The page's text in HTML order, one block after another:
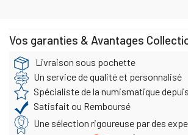
Vos garanties & Avantages
Livraison sous pochette
Un service de qualité et personnalisé
Spécialiste de la numismatique
Satisfait ou Remboursé
Une sélection rigoureuse par des